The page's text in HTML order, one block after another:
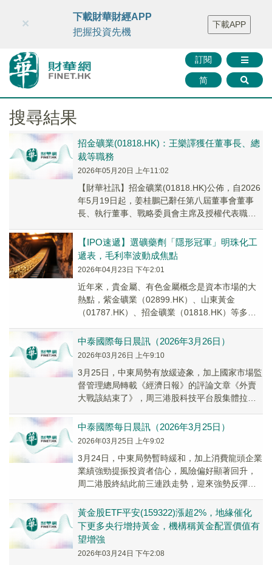
財華智庫網 FINTV FINMETA 財華證券 媒體矩陣
智庫沙龍
聯絡我們
訂閱
简
×
下載財華財經APP
把握投資先機
下載APP
搜尋結果
​招金礦業(01818.HK)：王樂譯獲任董事長、總
裁等職務
2026年05月20日 上午11:02
​【財華社訊】招金礦業(01818.HK)公佈，自2026
年5月19日起，姜桂鵬已辭任第八屆董事會董事
長、執行董事、戰略委員會主席及授權代表職
【IPO速遞】選礦藥劑「隱形冠軍」明珠化工
遞表，毛利率波動成焦點
2026年04月23日 下午2:01
近年來，貴金屬、有色金屬概念是資本市場的大
熱點，紫金礦業（02899.HK）、山東黃金
（01787.HK）、招金礦業（01818.HK）等多股
中泰國際每日晨訊（2026年3月26日）
2026年03月26日 上午9:10
3月25日，中東局勢有放緩迹象，加上國家市場監
督管理總局轉載《經濟日報》的評論文章《外賣
大戰該結束了》，周三港股科技平台股集體拉
格戰將影...
中泰國際每日晨訊（2026年3月25日）
2026年03月25日 上午9:02
3月24日，中東局勢暫時緩和，加上消費龍頭企業
業績強勁提振投資者信心，風險偏好顯著回升，
周二港股終結此前三連跌走勢，迎來強勢反彈。
（2.8...
黃金股ETF平安(159322)漲超2%，地緣催化
下更多央行增持黃金，機構稱黃金配置價值有
望增強
2026年03月24日 下午2:08